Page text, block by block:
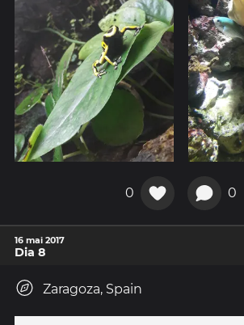
0 0
16 mai 2017
Dia 8
Zaragoza, Spain